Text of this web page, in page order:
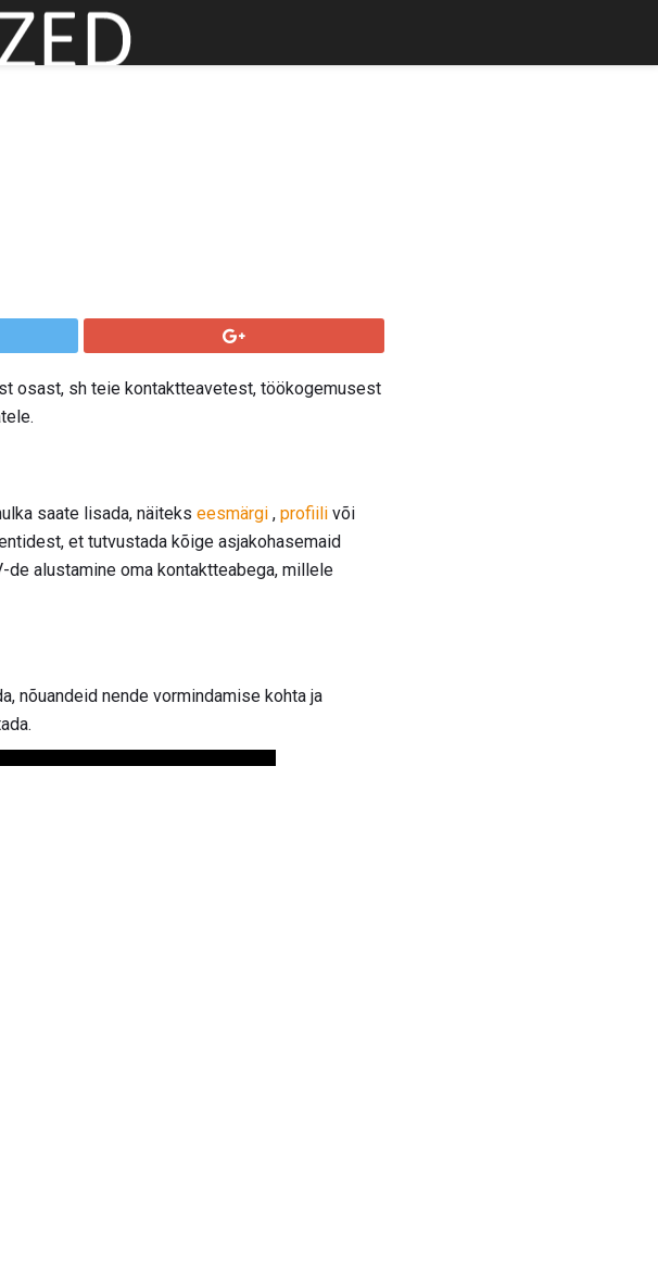
osast, sh teie kontaktteavetest, töökogemusest
saate lisada, näiteks eesmärgi , profiili või
et tutvustada kõige asjakohasemaid
alustamine oma kontaktteabega, millele
nõuandeid nende vormindamise kohta ja